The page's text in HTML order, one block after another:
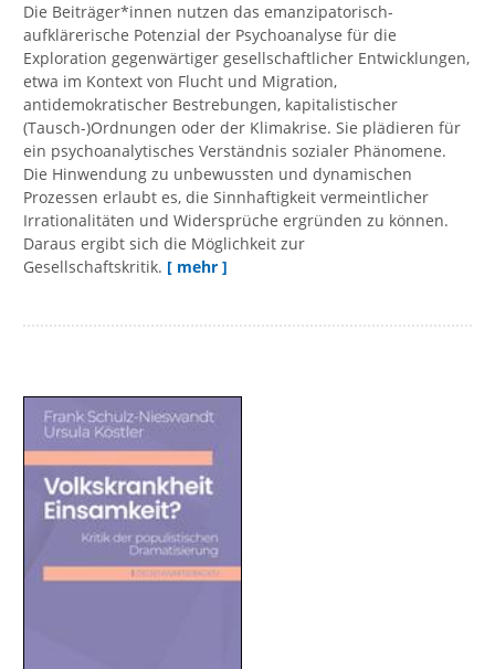
Die Beiträger*innen nutzen das emanzipatorisch-
aufklärerische Potenzial der Psychoanalyse für die
Exploration gegenwärtiger gesellschaftlicher Entwicklungen,
etwa im Kontext von Flucht und Migration,
antidemokratischer Bestrebungen, kapitalistischer
(Tausch-)Ordnungen oder der Klimakrise. Sie plädieren für
ein psychoanalytisches Verständnis sozialer Phänomene.
Die Hinwendung zu unbewussten und dynamischen
Prozessen erlaubt es, die Sinnhaftigkeit vermeintlicher
Irrationalitäten und Widersprüche ergründen zu können.
Daraus ergibt sich die Möglichkeit zur
Gesellschaftskritik. [ mehr ]